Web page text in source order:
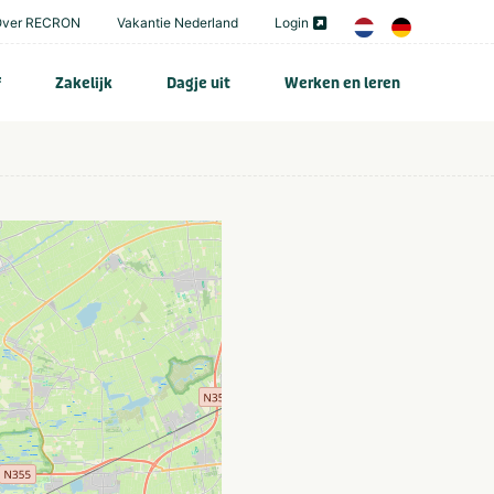
RECRON Vakantie Nederland Login
Zakelijk Dagje uit Werken en leren